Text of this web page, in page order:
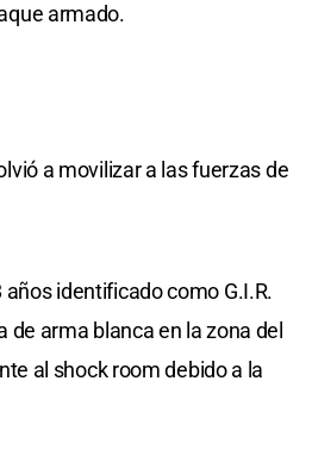
armado.
a movilizar a las fuerzas de
identificado como G.I.R.
arma blanca en la zona del
al shock room debido a la